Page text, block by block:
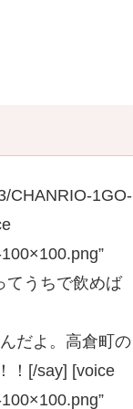
CHANRIO-1GO-
てうちで飲めば
だよ。高倉町の
！[/say] [voice